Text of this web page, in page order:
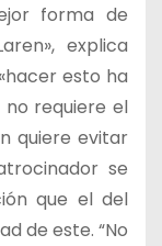
forma de
explica
esto ha
requiere el
quiere evitar
se
que el del
de este. “No